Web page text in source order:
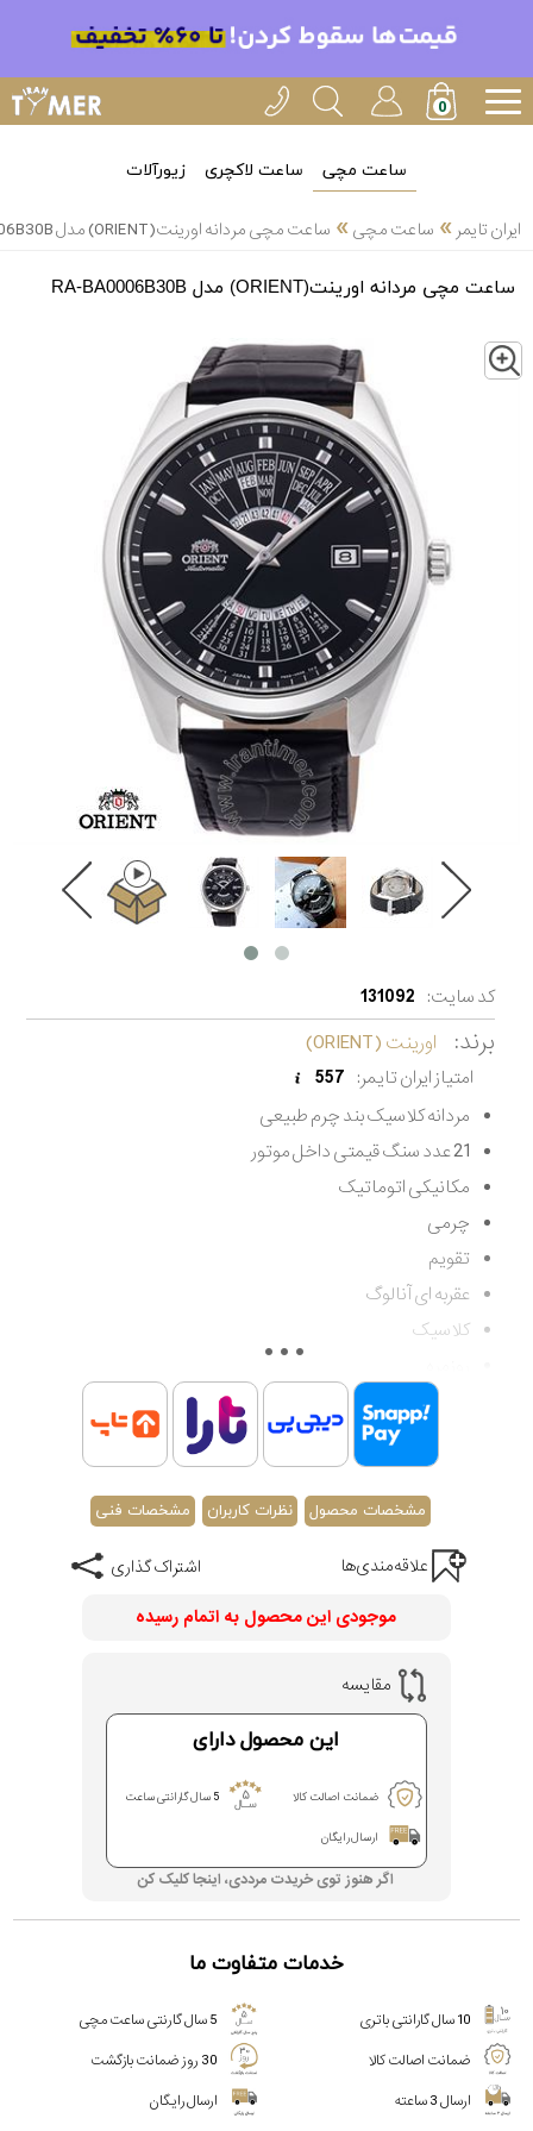
ساعت مچی ساعت لاکچری زیورآلات
ایران تایمر » ساعت مچی» ساعت مچی مردانه اورینت(ORIENT) مدل RA-BA0006B30B
ساعت مچی مردانه اورینت(ORIENT) مدل RA-BA0006B30B
کد سایت: 131092
برند: اورینت (ORIENT)
امتیاز ایران تایمر: 557
مردانه کلاسیک بند چرم طبیعی
21 عدد سنگ قیمتی داخل موتور
مکانیکی اتوماتیک
چرمی
تقویم
عقربه ای آنالوگ
کلاسیک
مردانه
مقاوم در برابر آب تا 50 متر
اصالت کشور ژاپن
گارانتی مادام العمر اصالت کالا
مشخصات محصول نظرات کاربران مشخصات فنی
اشتراک گذاری
علاقه‌مندی‌ها
موجودی این محصول به اتمام رسیده
مقایسه
این محصول دارای
ضمانت اصالت کالا 5 سال گارانتی ساعت
ارسال رایگان
اگر هنوز توی خریدت مرددی، اینجا کلیک کن
خدمات متفاوت ما
10 سال گارانتی باتری
5 سال گارنتی ساعت مچی
ضمانت اصالت کالا
30 روز ضمانت بازگشت
ارسال 3 ساعته
ارسال رایگان